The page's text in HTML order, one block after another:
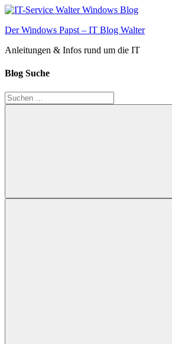
Zum
springen
Der Windows Papst – IT Blog Walter
Anleitungen & Infos rund um die IT
Blog Suche
Suchen
nach:
Suchen